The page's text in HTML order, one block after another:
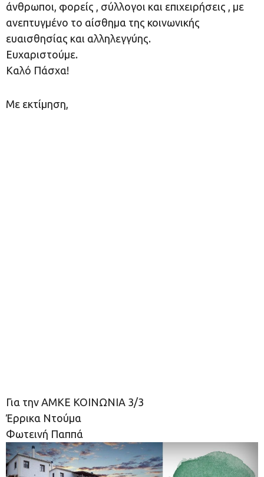
άνθρωποι, φορείς , σύλλογοι και επιχειρήσεις , με
ανεπτυγμένο το αίσθημα της κοινωνικής
ευαισθησίας και αλληλεγγύης.
Ευχαριστούμε.
Καλό Πάσχα!
Με εκτίμηση,
Για την ΑΜΚΕ ΚΟΙΝΩΝΙΑ 3/3
Έρρικα Ντούμα
Φωτεινή Παππά